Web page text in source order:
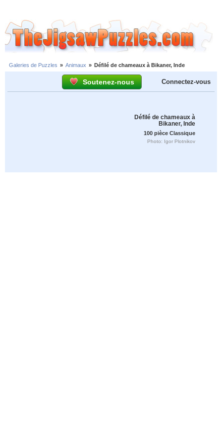
Galeries de Puzzles » Animaux » Défilé de chameaux à Bikaner, Inde
Soutenez-nous Connectez-vous
Défilé de chameaux à
Bikaner, Inde
100 pièce Classique
Photo: Igor Plotnikov